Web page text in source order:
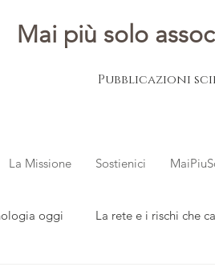
Mai più solo
Pubblicazioni
La Missione Sostienici
oggi La rete e i rischi che